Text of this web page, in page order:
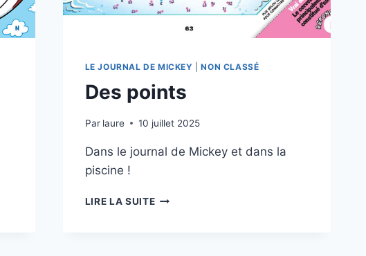
LE JOURNAL DE MICKEY |NON CLASSÉ
Des points
Par laure 10 juillet 2025
Dans le journal de Mickey et dans la
piscine !
LIRE LA SUITEDES